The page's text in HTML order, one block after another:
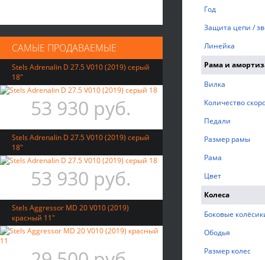
САМЫЕ ПРОДАВАЕМЫЕ
Stels Adrenalin D 27.5 V010 (2019) серый
18"
53 930 руб.
Stels Adrenalin D 27.5 V010 (2019) серый
18"
53 930 руб.
Stels Aggressor MD 20 V010 (2019)
красный 11"
Год
Защита цепи /
Линейка
Рама и
Вилка
Количество
Педали
Размер рамы
Рама
Цвет
Колеса
Боковые
Ободья
Размер колес